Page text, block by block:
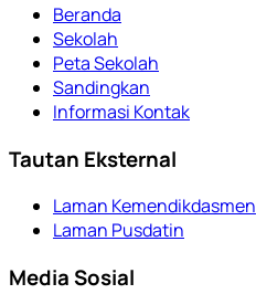
Beranda
Sekolah
Peta Sekolah
Sandingkan
Informasi Kontak
Tautan Eksternal
Laman Kemendikdasmen
Laman Pusdatin
Media Sosial